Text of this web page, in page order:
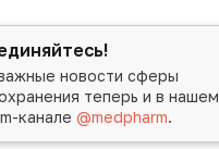
новости сферы
теперь и в нашем
канале@medpharm.